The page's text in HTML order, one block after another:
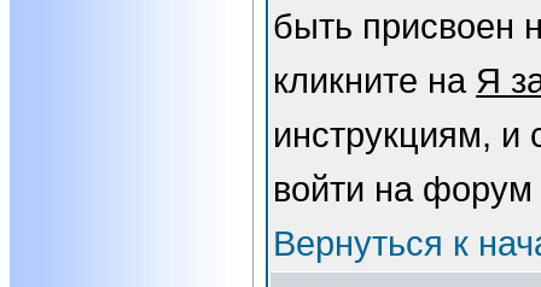
быть присвоен
кликните на Я
инструкциям, и
войти на форум
Вернуться к